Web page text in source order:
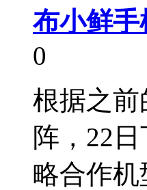
布小鲜手
0
根据之
阵，22
略合作